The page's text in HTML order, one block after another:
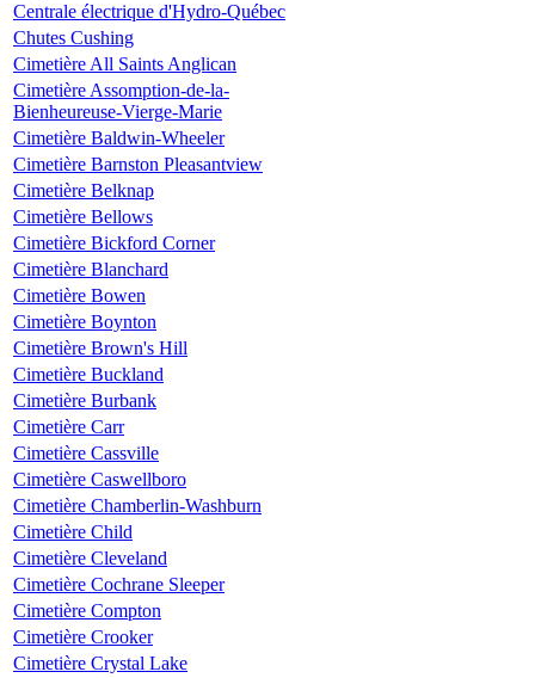
Centrale électrique d'Hydro-Québec
Chutes Cushing
Cimetière All Saints Anglican
Cimetière Assomption-de-la-
Bienheureuse-Vierge-Marie
Cimetière Baldwin-Wheeler
Cimetière Barnston Pleasantview
Cimetière Belknap
Cimetière Bellows
Cimetière Bickford Corner
Cimetière Blanchard
Cimetière Bowen
Cimetière Boynton
Cimetière Brown's Hill
Cimetière Buckland
Cimetière Burbank
Cimetière Carr
Cimetière Cassville
Cimetière Caswellboro
Cimetière Chamberlin-Washburn
Cimetière Child
Cimetière Cleveland
Cimetière Cochrane Sleeper
Cimetière Compton
Cimetière Crooker
Cimetière Crystal Lake